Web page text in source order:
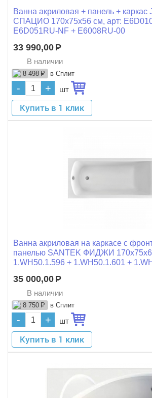
Ванна акриловая + панель + каркас
СПАЦИО 170x75x56 см, арт:
E6D051RU-NF + E6008RU-00
33 990,00 Р
В наличии
8 498 Р в Сплит
- + шт
Купить в 1 клик
Ванна акриловая на каркасе с
панелью SANTEK ФИДЖИ
1.WH50.1.596 + 1.WH50.1.601 +
35 000,00 Р
В наличии
8 750 Р в Сплит
- + шт
Купить в 1 клик